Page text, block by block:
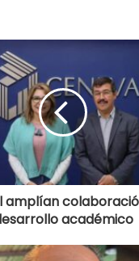
amplían
académico